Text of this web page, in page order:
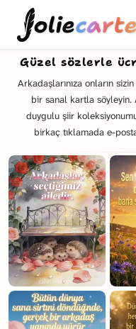
olie
Güzel sözlerle
Arkadaşlarınıza onların
bir sanal kartla söyleyin.
duygulu şiir
birkaç tıklamada e-